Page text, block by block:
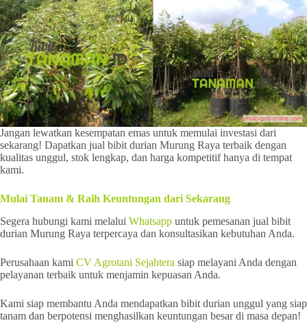
Jangan lewatkan kesempatan emas untuk memulai investasi dari
sekarang! Dapatkan jual bibit durian Murung Raya terbaik dengan
kualitas unggul, stok lengkap, dan harga kompetitif hanya di tempat
kami.
Mulai Tanam & Raih Keuntungan dari Sekarang
Segera hubungi kami melalui Whatsapp untuk pemesanan jual bibit
durian Murung Raya terpercaya dan konsultasikan kebutuhan Anda.
Perusahaan kami CV Agrotani Sejahtera siap melayani Anda dengan
pelayanan terbaik untuk menjamin kepuasan Anda.
Kami siap membantu Anda mendapatkan bibit durian unggul yang siap
tanam dan berpotensi menghasilkan keuntungan besar di masa depan!